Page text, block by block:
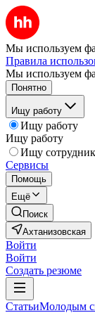
Мы используем
Правила
Мы используем
Понятно
Ищу работу
Ищу работу
Ищу работу
Ищу
Сервисы
Помощь
Ещё
Поиск
Ахтанизовская
Войти
Войти
Создать резюме
СтатьиМолодым